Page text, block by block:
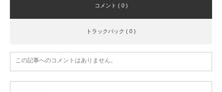
コメント ( 0 )
トラックバック ( 0 )
この記事へのコメントはありません。